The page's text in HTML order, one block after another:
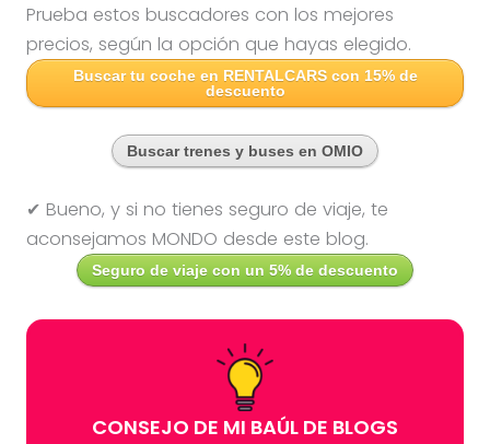
Prueba estos buscadores con los mejores
precios, según la opción que hayas elegido.
Buscar tu coche en RENTALCARS con 15% de
descuento
Buscar trenes y buses en OMIO
✔ Bueno, y si no tienes seguro de viaje, te
aconsejamos MONDO desde este blog.
Seguro de viaje con un 5% de descuento
CONSEJO DE MI BAÚL DE BLOGS